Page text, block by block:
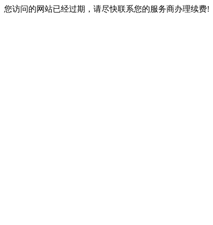
您访问的网站已经过期，请尽快联系您的服务商办理续费!